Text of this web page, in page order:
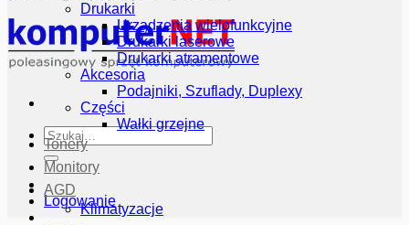
Szukaj:
Logowanie
Drukarki
Urządzenia wielofunkcyjne
Drukarki laserowe
Drukarki atramentowe
Akcesoria
Podajniki, Szuflady, Duplexy
Części
Wałki grzejne
Tonery
Monitory
AGD
Klimatyzacje